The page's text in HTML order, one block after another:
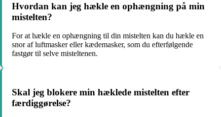
Hvordan kan jeg hækle en ophængning på min
mistelten?
For at hækle en ophængning til din mistelten kan du hækle en
snor af luftmasker eller kædemasker, som du efterfølgende
fastgør til selve misteltenen.
Skal jeg blokere min hæklede mistelten efter
færdiggørelse?